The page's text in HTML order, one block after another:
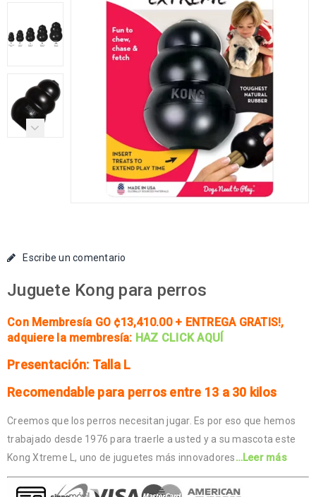
Escribe un comentario
Juguete Kong para perros
Con Membresía GO ¢13,410.00 + ENTREGA GRATIS!,
adquiere la membresía: HAZ CLICK AQUÍ
Presentación: Talla L
Recomendable para perros entre 13 a 30 kilos
Creemos que los perros necesitan jugar. Es por eso que hemos
trabajado desde 1976 para traerle a usted y a su mascota este
Kong Xtreme L, uno de juguetes más innovadores…Leer más